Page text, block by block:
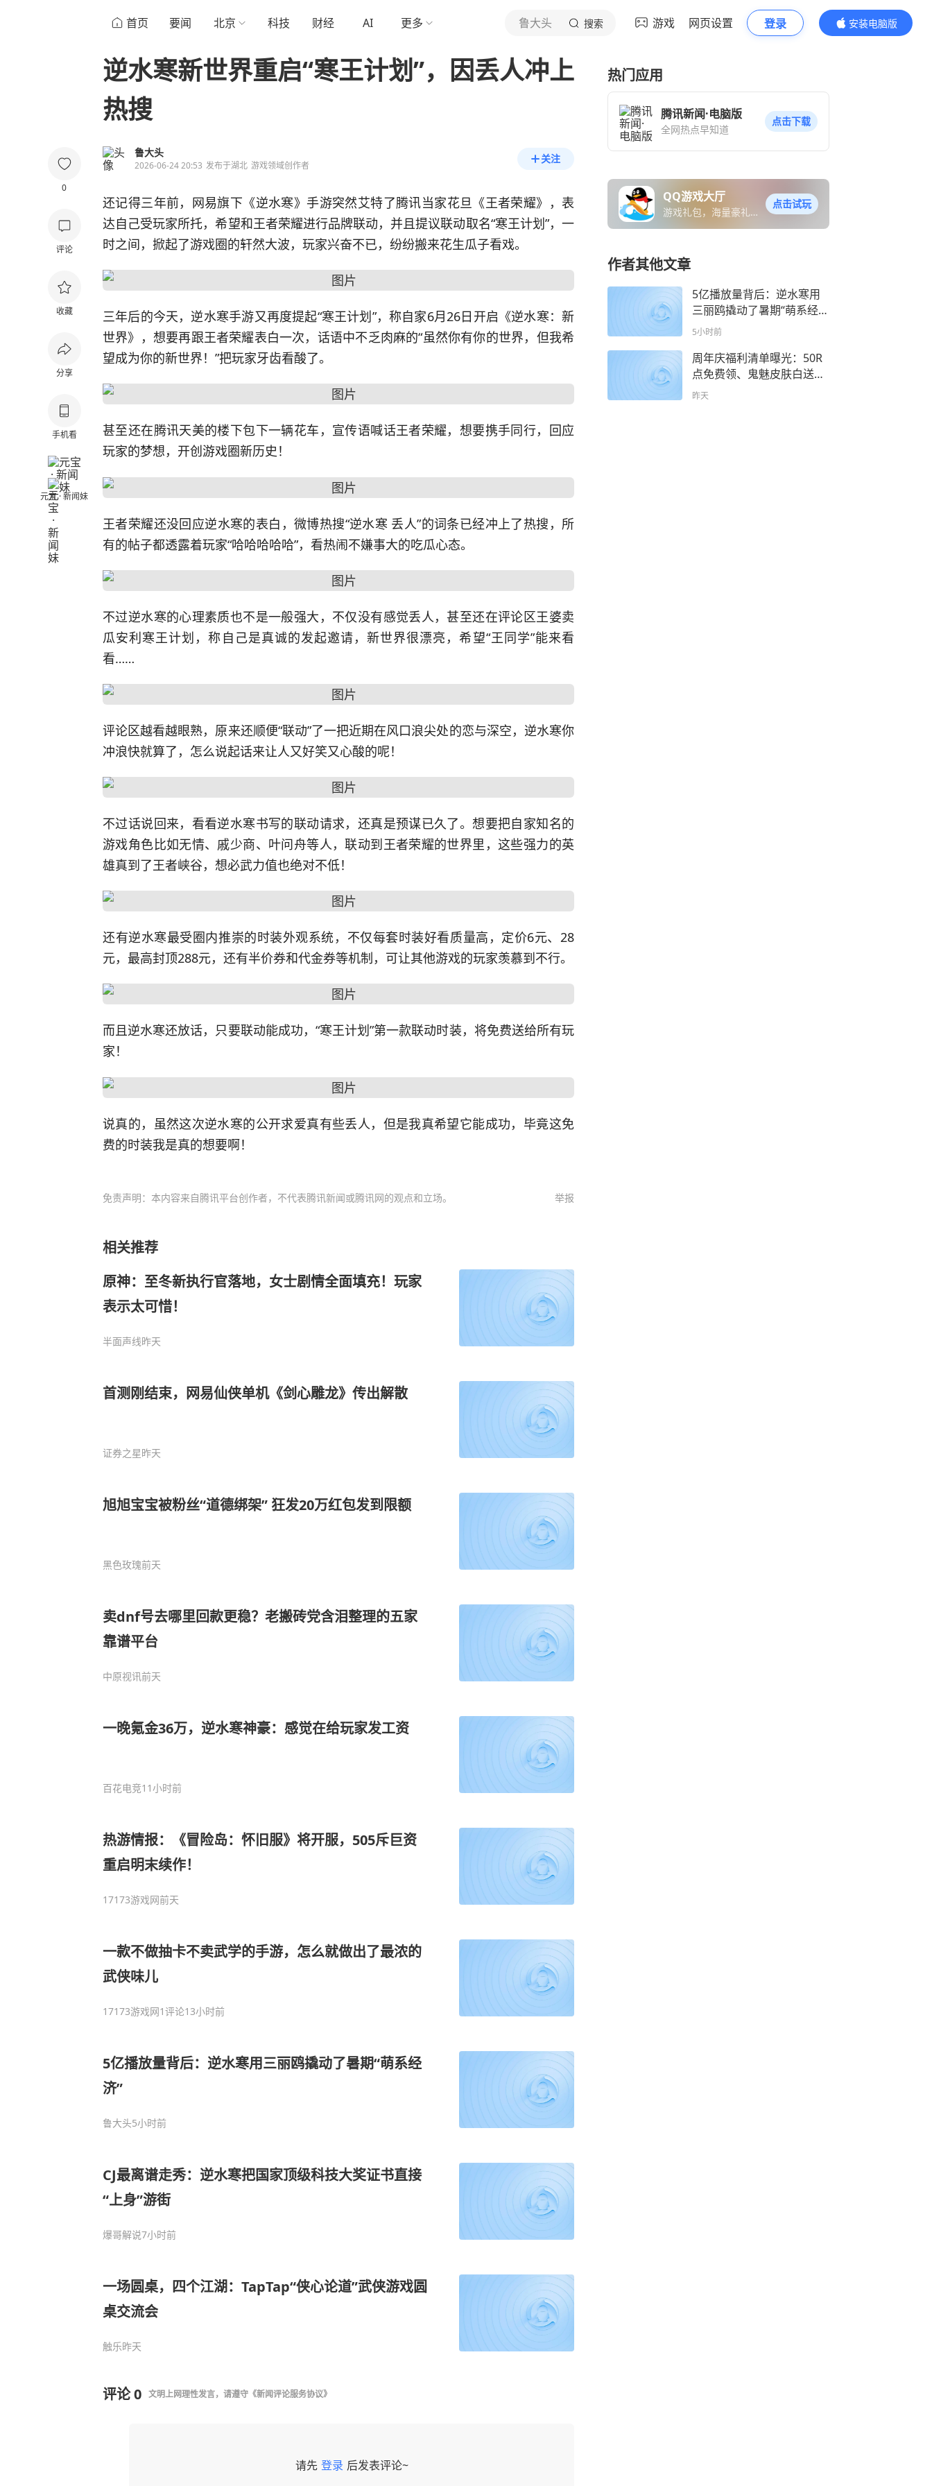
首页 要闻 北京 科技 财经 AI 更多 鲁大头 搜索 游戏 网页设置 登录
安装电脑版
内容更精彩
0
评论
收藏
分享
手机看
元宝 · 新闻妹
逆水寒新世界重启“寒王计划”，因丢人冲上
热搜
鲁大头
2026-06-24 20:53 发布于湖北 游戏领域创作者
关注
还记得三年前，网易旗下《逆水寒》手游突然艾特了腾讯当家花旦《王者荣耀》，表
达自己受玩家所托，希望和王者荣耀进行品牌联动，并且提议联动取名“寒王计划”，一
时之间，掀起了游戏圈的轩然大波，玩家兴奋不已，纷纷搬来花生瓜子看戏。
三年后的今天，逆水寒手游又再度提起“寒王计划”，称自家6月26日开启《逆水寒：新
世界》，想要再跟王者荣耀表白一次，话语中不乏肉麻的“虽然你有你的世界，但我希
望成为你的新世界！”把玩家牙齿看酸了。
甚至还在腾讯天美的楼下包下一辆花车，宣传语喊话王者荣耀，想要携手同行，回应
玩家的梦想，开创游戏圈新历史！
王者荣耀还没回应逆水寒的表白，微博热搜“逆水寒 丢人”的词条已经冲上了热搜，所
有的帖子都透露着玩家“哈哈哈哈哈”，看热闹不嫌事大的吃瓜心态。
不过逆水寒的心理素质也不是一般强大，不仅没有感觉丢人，甚至还在评论区王婆卖
瓜安利寒王计划，称自己是真诚的发起邀请，新世界很漂亮，希望“王同学”能来看
看……
评论区越看越眼熟，原来还顺便“联动”了一把近期在风口浪尖处的恋与深空，逆水寒你
冲浪快就算了，怎么说起话来让人又好笑又心酸的呢！
不过话说回来，看看逆水寒书写的联动请求，还真是预谋已久了。想要把自家知名的
游戏角色比如无情、戚少商、叶问舟等人，联动到王者荣耀的世界里，这些强力的英
雄真到了王者峡谷，想必武力值也绝对不低！
还有逆水寒最受圈内推崇的时装外观系统，不仅每套时装好看质量高，定价6元、28
元，最高封顶288元，还有半价券和代金券等机制，可让其他游戏的玩家羡慕到不行。
而且逆水寒还放话，只要联动能成功，“寒王计划”第一款联动时装，将免费送给所有玩
家！
说真的，虽然这次逆水寒的公开求爱真有些丢人，但是我真希望它能成功，毕竟这免
费的时装我是真的想要啊！
免责声明：本内容来自腾讯平台创作者，不代表腾讯新闻或腾讯网的观点和立场。 举报
相关推荐
原神：至冬新执行官落地，女士剧情全面填充！玩家
表示太可惜！
半面声线昨天
首测刚结束，网易仙侠单机《剑心雕龙》传出解散
证券之星昨天
旭旭宝宝被粉丝“道德绑架” 狂发20万红包发到限额
黑色玫瑰前天
卖dnf号去哪里回款更稳？老搬砖党含泪整理的五家
靠谱平台
中原视讯前天
一晚氪金36万，逆水寒神豪：感觉在给玩家发工资
百花电竞11小时前
热游情报：《冒险岛：怀旧服》将开服，505斥巨资
重启明末续作！
17173游戏网前天
一款不做抽卡不卖武学的手游，怎么就做出了最浓的
武侠味儿
17173游戏网1评论13小时前
5亿播放量背后：逆水寒用三丽鸥撬动了暑期“萌系经
济”
鲁大头5小时前
CJ最离谱走秀：逆水寒把国家顶级科技大奖证书直接
“上身”游街
爆哥解说7小时前
一场圆桌，四个江湖：TapTap“侠心论道”武侠游戏圆
桌交流会
触乐昨天
评论0 文明上网理性发言，请遵守 《新闻评论服务协议》
请先 登录 后发表评论~
热门应用
腾讯新闻·电脑版
全网热点早知道
点击下载
QQ游戏大厅
游戏礼包，海量豪礼免
点击试玩
作者其他文章
5亿播放量背后：逆水寒用
三丽鸥撬动了暑期“萌系经
济”
5小时前
周年庆福利清单曝光：50R
点免费领、鬼魅皮肤白送，
手瓦玩家赢麻
昨天